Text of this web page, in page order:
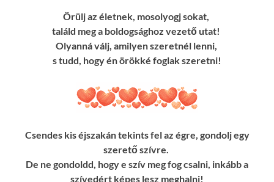
Örülj az életnek, mosolyogj sokat,
találd meg a boldogsághoz vezető utat!
Olyanná válj, amilyen szeretnél lenni,
s tudd, hogy én örökké foglak szeretni!
Csendes kis éjszakán tekints fel az égre, gondolj egy
szerető szívre.
De ne gondoldd, hogy e szív meg fog csalni, inkább a
szívedért képes lesz meghalni!